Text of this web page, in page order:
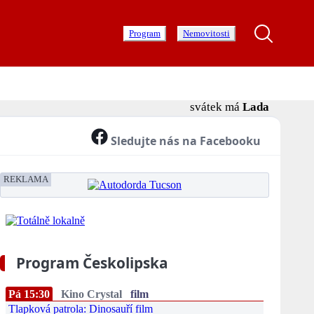
Program Nemovitosti
svátek má Lada
Sledujte nás na Facebooku
REKLAMA
Program Českolipska
Pá 15:30 Kino Crystal
film
Tlapková patrola: Dinosauří film